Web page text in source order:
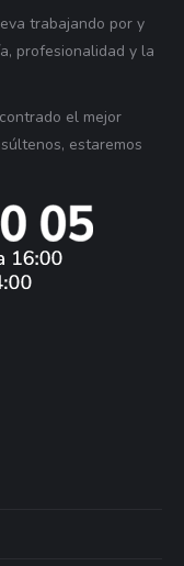
trabajando por y
profesionalidad y la
el mejor
estaremos